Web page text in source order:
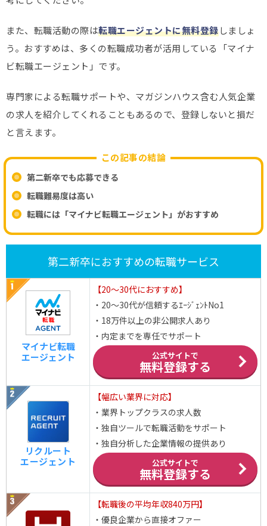
また、転職活動の際は転職エージェントに無料登録しましょ
う。おすすめは、多くの転職成功者が活用している「マイナ
ビ転職エージェント」です。
専門家による転職サポートや、マガジンハウス含む人気企業
の求人を紹介してくれることもあるので、登録しないと損だ
と言えます。
この記事の結論
第二新卒でも応募できる
転職難易度は高い
転職には「マイナビ転職エージェント」がおすすめ
第二新卒におすすめの転職サービス
マイナビ転職
エージェント
【20～30代におすすめ】
・20～30代が信頼するｴｰｼﾞｪﾝﾄNo1
・18万件以上の非公開求人あり
・内定までを専任でサポート
公式サイトで
無料登録する
リクルート
エージェント
【幅広い業界に対応】
・業界トップクラスの求人数
・独自ツールで転職活動をサポート
・独自分析した企業情報の提供あり
公式サイトで
無料登録する
【転職後の平均年収840万円】
・優良企業から直接オファー